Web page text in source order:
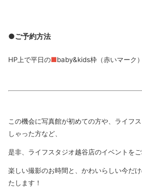
●ご予約方法
HP上で平日の■baby&kids枠（赤いマーク
この機会に写真館が初めての方や、ライフ
しゃった方など、
是非、ライフスタジオ越谷店のイベントをご
楽しい撮影のお時間と、かわいらしい今だ
たします！